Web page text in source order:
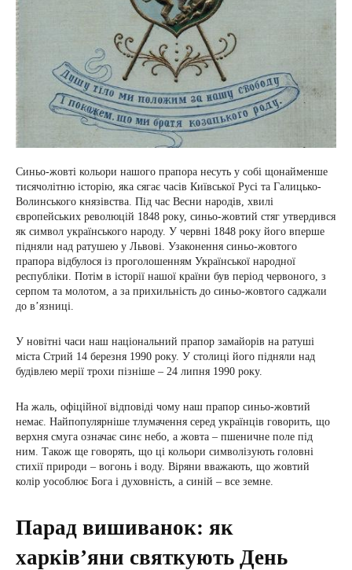
Синьо-жовті кольори нашого прапора несуть у собі щонайменше
тисячолітню історію, яка сягає часів Київської Русі та Галицько-
Волинського князівства. Під час Весни народів, хвилі
європейських революцій 1848 року, синьо-жовтий стяг утвердився
як символ українського народу. У червні 1848 року його вперше
підняли над ратушею у Львові. Узаконення синьо-жовтого
прапора відбулося із проголошенням Української народної
республіки. Потім в історії нашої країни був період червоного, з
серпом та молотом, а за прихильність до синьо-жовтого саджали
до в’язниці.
У новітні часи наш національний прапор замайорів на ратуші
міста Стрий 14 березня 1990 року. У столиці його підняли над
будівлею мерії трохи пізніше – 24 липня 1990 року.
На жаль, офіційної відповіді чому наш прапор синьо-жовтий
немає. Найпопулярніше тлумачення серед українців говорить, що
верхня смуга означає синє небо, а жовта – пшеничне поле під
ним. Також ще говорять, що ці кольори символізують головні
стихії природи – вогонь і воду. Віряни вважають, що жовтий
колір уособлює Бога і духовність, а синій – все земне.
Парад вишиванок: як
харків’яни святкують День